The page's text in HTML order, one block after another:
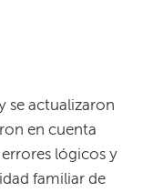
se actualizaron
en cuenta
lógicos y
familiar de